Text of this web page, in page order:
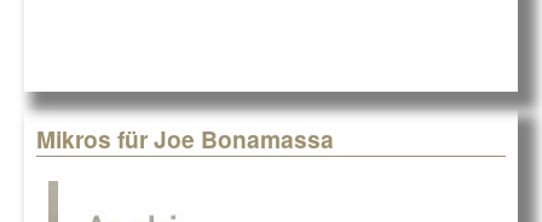
Mikros für Joe Bonamassa